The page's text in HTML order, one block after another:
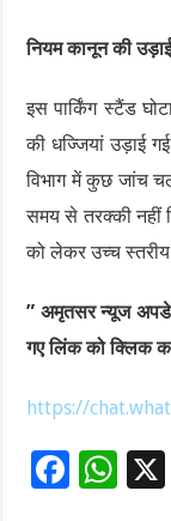
नियम कानून की
इस पार्किंग स्टैंड
की धज्जियां उड़ाई
विभाग में कुछ जांच
समय से तरक्की नहीं
को लेकर उच्च
” अमृतसर न्यूज
गए लिंक को क्लिक
https://
F
W